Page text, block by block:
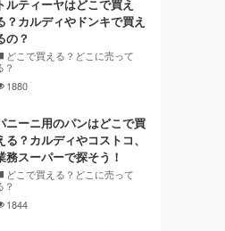
ルティーヤはどこで買え
？カルディやドンキで買え
の？
どこで買える？どこに売って
？
1880
ニーニ用のパンはどこで買
る？カルディやコストコ、
務スーパーで探そう！
どこで買える？どこに売って
？
1844